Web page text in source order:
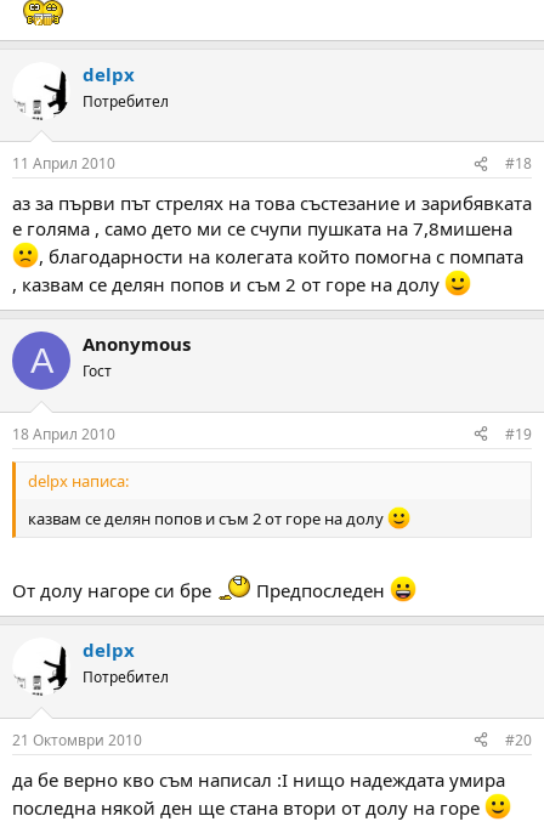
delpx
Потребител
11 Април 2010 #18
аз за първи път стрелях на това състезание и зарибявката
е голяма , само дето ми се счупи пушката на 7,8мишена
, благодарности на колегата който помогна с помпата
, казвам се делян попов и съм 2 от горе на долу
A Anonymous
Гост
18 Април 2010 #19
delpx написа:
казвам се делян попов и съм 2 от горе на долу
От долу нагоре си бре Предпоследен
delpx
Потребител
21 Октомври 2010 #20
да бе верно кво съм написал :І нищо надеждата умира
последна някой ден ще стана втори от долу на горе